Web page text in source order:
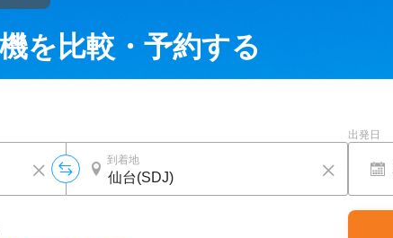
を比較・予約する
到着地
出発日